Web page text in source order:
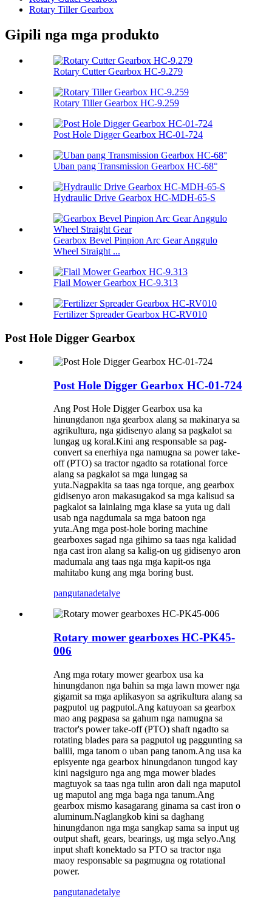
Rotary Tiller Gearbox
Gipili nga mga produkto
Rotary Cutter Gearbox HC-9.279
Rotary Tiller Gearbox HC-9.259
Post Hole Digger Gearbox HC-01-724
Uban pang Transmission Gearbox HC-68°
Hydraulic Drive Gearbox HC-MDH-65-S
Gearbox Bevel Pinpion Arc Gear Anggulo
Wheel Straight ...
Flail Mower Gearbox HC-9.313
Fertilizer Spreader Gearbox HC-RV010
Post Hole Digger Gearbox
Post Hole Digger Gearbox HC-01-724
Ang Post Hole Digger Gearbox usa ka
hinungdanon nga gearbox alang sa makinarya sa
agrikultura, nga gidisenyo alang sa pagkalot sa
lungag ug koral.Kini ang responsable sa pag-
convert sa enerhiya nga namugna sa power take-
off (PTO) sa tractor ngadto sa rotational force
alang sa pagkalot sa mga lungag sa
yuta.Nagpakita sa taas nga torque, ang gearbox
gidisenyo aron makasugakod sa mga kalisud sa
pagkalot sa lainlaing mga klase sa yuta ug dali
usab nga nagdumala sa mga batoon nga
yuta.Ang mga post-hole boring machine
gearboxes sagad nga gihimo sa taas nga kalidad
nga cast iron alang sa kalig-on ug gidisenyo aron
madumala ang taas nga mga kapit-os nga
mahitabo kung ang mga boring bust.
pangutanadetalye
Rotary mower gearboxes HC-PK45-
006
Ang mga rotary mower gearbox usa ka
hinungdanon nga bahin sa mga lawn mower nga
gigamit sa mga aplikasyon sa agrikultura alang sa
pagputol ug pagputol.Ang katuyoan sa gearbox
mao ang pagpasa sa gahum nga namugna sa
tractor's power take-off (PTO) shaft ngadto sa
rotating blades para sa pagputol ug paggunting sa
balili, mga tanom o uban pang tanom.Ang usa ka
episyente nga gearbox hinungdanon tungod kay
kini nagsiguro nga ang mga mower blades
magtuyok sa taas nga tulin aron dali nga maputol
ug maputol ang mga baga nga tanum.Ang
gearbox mismo kasagarang ginama sa cast iron o
aluminum.Naglangkob kini sa daghang
hinungdanon nga mga sangkap sama sa input ug
output shaft, gears, bearings, ug mga selyo.Ang
input shaft konektado sa PTO sa tractor nga
maoy responsable sa pagmugna og rotational
power.
pangutanadetalye